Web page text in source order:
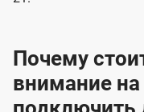
Почему
внимание на